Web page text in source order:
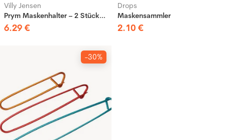
Villy Jensen
Prym Maskenhalter – 2 Stück, 13 cm
6.29 €
Drops
Maskensammler
2.10 €
-30%